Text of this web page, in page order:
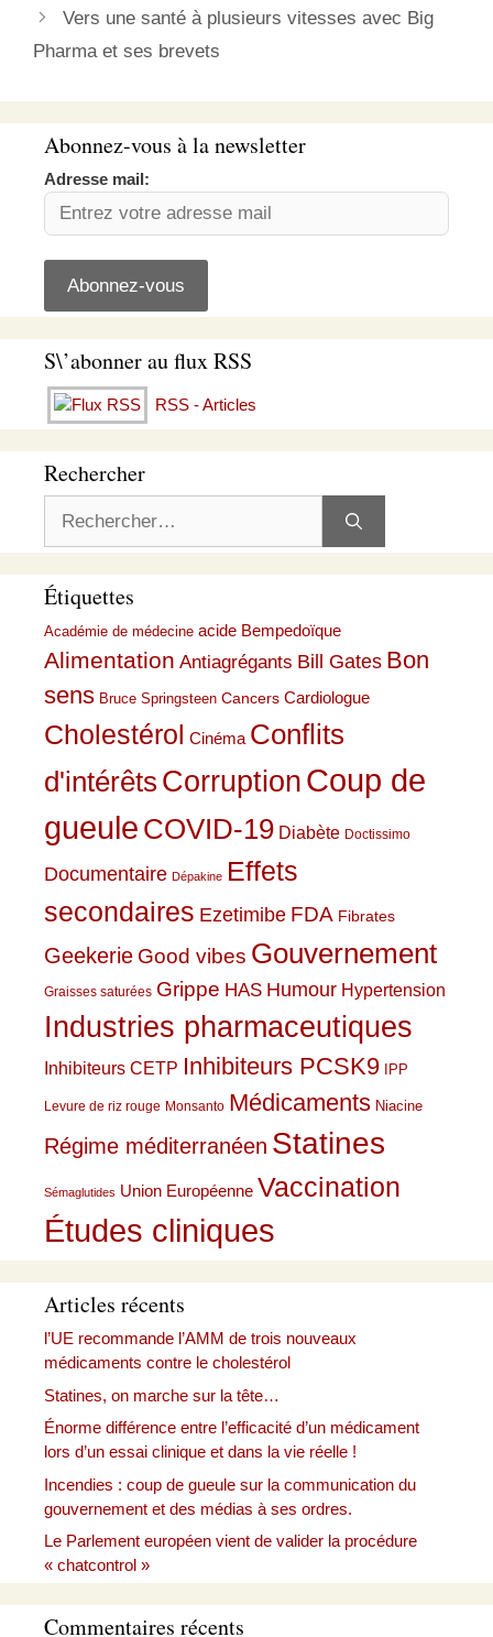
Vers une santé à plusieurs vitesses avec Big
Pharma et ses brevets
Abonnez-vous à la newsletter
Adresse mail:
S\’abonner au flux RSS
RSS - Articles
Rechercher
Étiquettes
Académie de médecine acide Bempedoïque
Alimentation Antiagrégants Bill Gates Bon
sens Bruce Springsteen Cancers Cardiologue
Cholestérol Cinéma Conflits
d'intérêts CorruptionCoup de
gueule COVID-19 Diabète Doctissimo
Documentaire Dépakine Effets
secondaires Ezetimibe FDA Fibrates
Geekerie Good vibes Gouvernement
Graisses saturées Grippe HAS Humour Hypertension
Industries pharmaceutiques
Inhibiteurs CETP Inhibiteurs PCSK9 IPP
Levure de riz rouge Monsanto Médicaments Niacine
Régime méditerranéen Statines
Sémaglutides Union Européenne Vaccination
Études cliniques
Articles récents
l’UE recommande l’AMM de trois nouveaux
médicaments contre le cholestérol
Statines, on marche sur la tête…
Énorme différence entre l’efficacité d’un médicament
lors d’un essai clinique et dans la vie réelle !
Incendies : coup de gueule sur la communication du
gouvernement et des médias à ses ordres.
Le Parlement européen vient de valider la procédure
« chatcontrol »
Commentaires récents